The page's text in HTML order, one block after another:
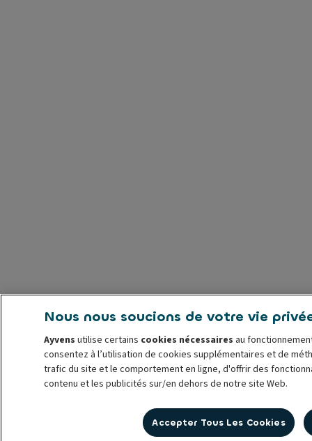
Nous nous soucions de votre vie
Ayvens utilise certains cookies nécessaires au
consentez à l’utilisation de cookies supplémentaires et de
trafic du site et le comportement en ligne, d'offrir des
contenu et les publicités sur/en dehors de notre site Web.
gérer les cookies
ou retirer votre
utilisation jusqu’à la révocation. Pour plus d’informations,
Accepter Tous Les Cookies